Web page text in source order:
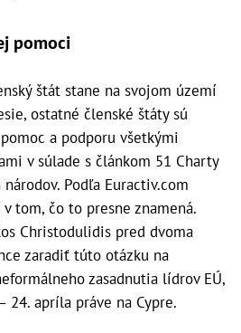
pomoci
štát stane na svojom území
ostatné členské štáty sú
a podporu všetkými
v súlade s článkom 51 Charty
Podľa Euractiv.com
tom, čo to presne znamená.
Christodulidis pred dvoma
zaradiť túto otázku na
zasadnutia lídrov EÚ,
24. apríla práve na Cypre.